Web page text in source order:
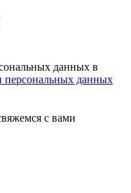
данных в
персональных данных
с вами